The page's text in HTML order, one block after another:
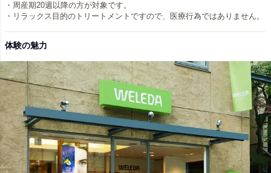
・周産期20週以降の方が対象です。
・リラックス目的のトリートメントですので、医療行為ではありません。
体験の魅力